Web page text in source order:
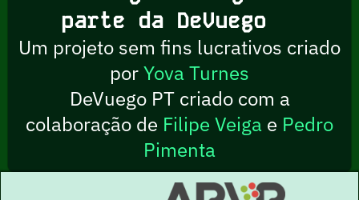
parte da DeVuego
Um projeto sem fins lucrativos criado
porYova Turnes
DeVuego PT criado com a
colaboração de Filipe Veiga e Pedro
Pimenta